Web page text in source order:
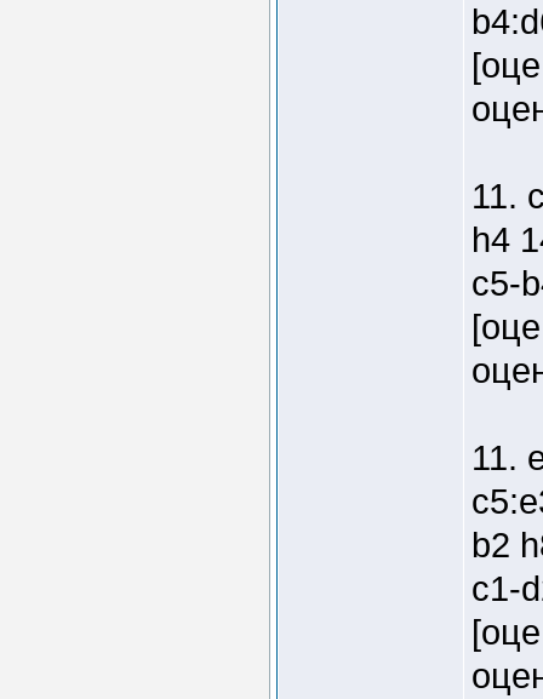
11.
h4
c5-
11.
b2
c1-